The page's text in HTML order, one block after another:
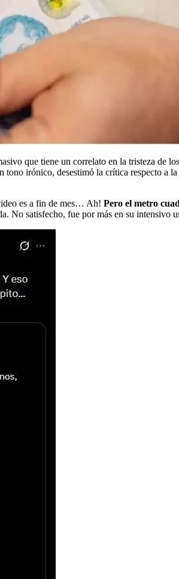
que tiene un correlato en la tristeza de
tono irónico, desestimó la crítica respecto a
es a fin de mes… Ah! Pero el metro
No satisfecho, fue por más en su intensivo